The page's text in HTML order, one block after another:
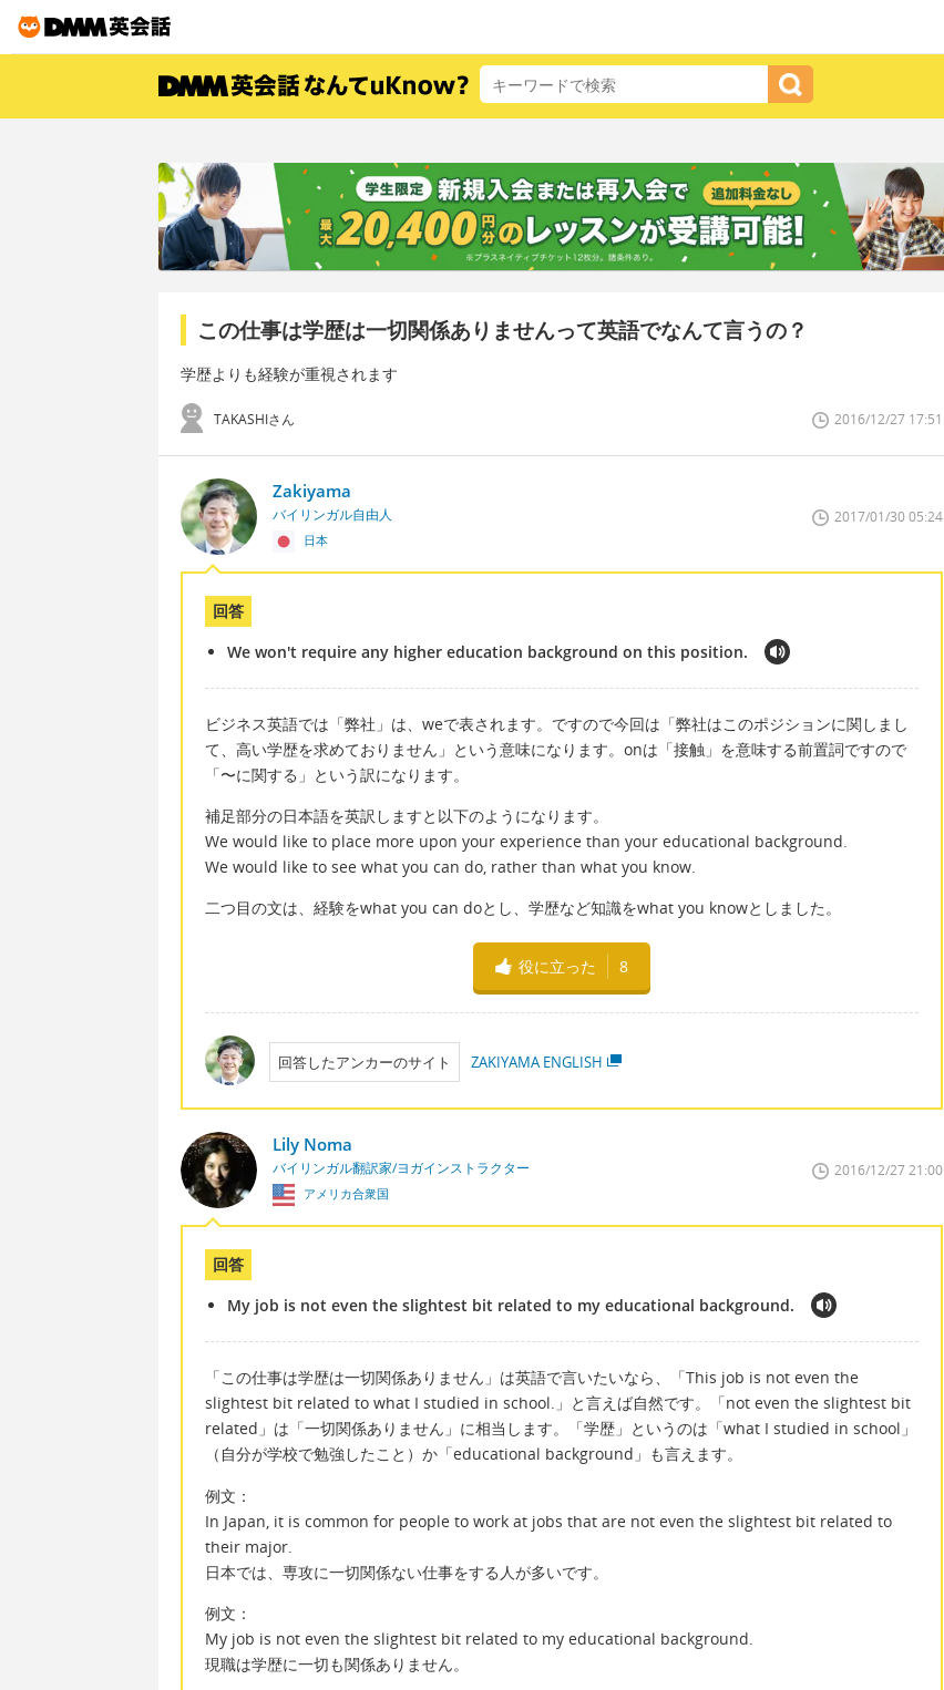
この仕事は学歴は一切関係ありませんって英語でなんて言うの？
学歴よりも経験が重視されます
TAKASHIさん 2016/12/27 17:51
Zakiyama
バイリンガル自由人
日本
2017/01/30 05:24
回答
We won't require any higher education background on this position.
ビジネス英語では「弊社」は、weで表されます。ですので今回は「弊社はこのポジションに関しまし
て、高い学歴を求めておりません」という意味になります。onは「接触」を意味する前置詞ですので
「〜に関する」という訳になります。
補足部分の日本語を英訳しますと以下のようになります。
We would like to place more upon your experience than your educational background.
We would like to see what you can do, rather than what you know.
二つ目の文は、経験をwhat you can doとし、学歴など知識をwhat you knowとしました。
役に立った 8
回答したアンカーのサイト ZAKIYAMA ENGLISH
Lily Noma
バイリンガル翻訳家/ヨガインストラクター
アメリカ合衆国
2016/12/27 21:00
回答
My job is not even the slightest bit related to my educational background.
「この仕事は学歴は一切関係ありません」は英語で言いたいなら、「This job is not even the
slightest bit related to what I studied in school.」と言えば自然です。「not even the slightest bit
related」は「一切関係ありません」に相当します。「学歴」というのは「what I studied in school」
（自分が学校で勉強したこと）か「educational background」も言えます。
例文：
In Japan, it is common for people to work at jobs that are not even the slightest bit related to
their major.
日本では、専攻に一切関係ない仕事をする人が多いです。
例文：
My job is not even the slightest bit related to my educational background.
現職は学歴に一切も関係ありません。